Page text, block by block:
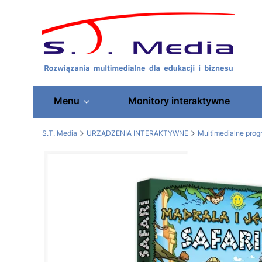
Menu Monitory interaktywne
S.T. Media URZĄDZENIA INTERAKTYWNE Multimedialne